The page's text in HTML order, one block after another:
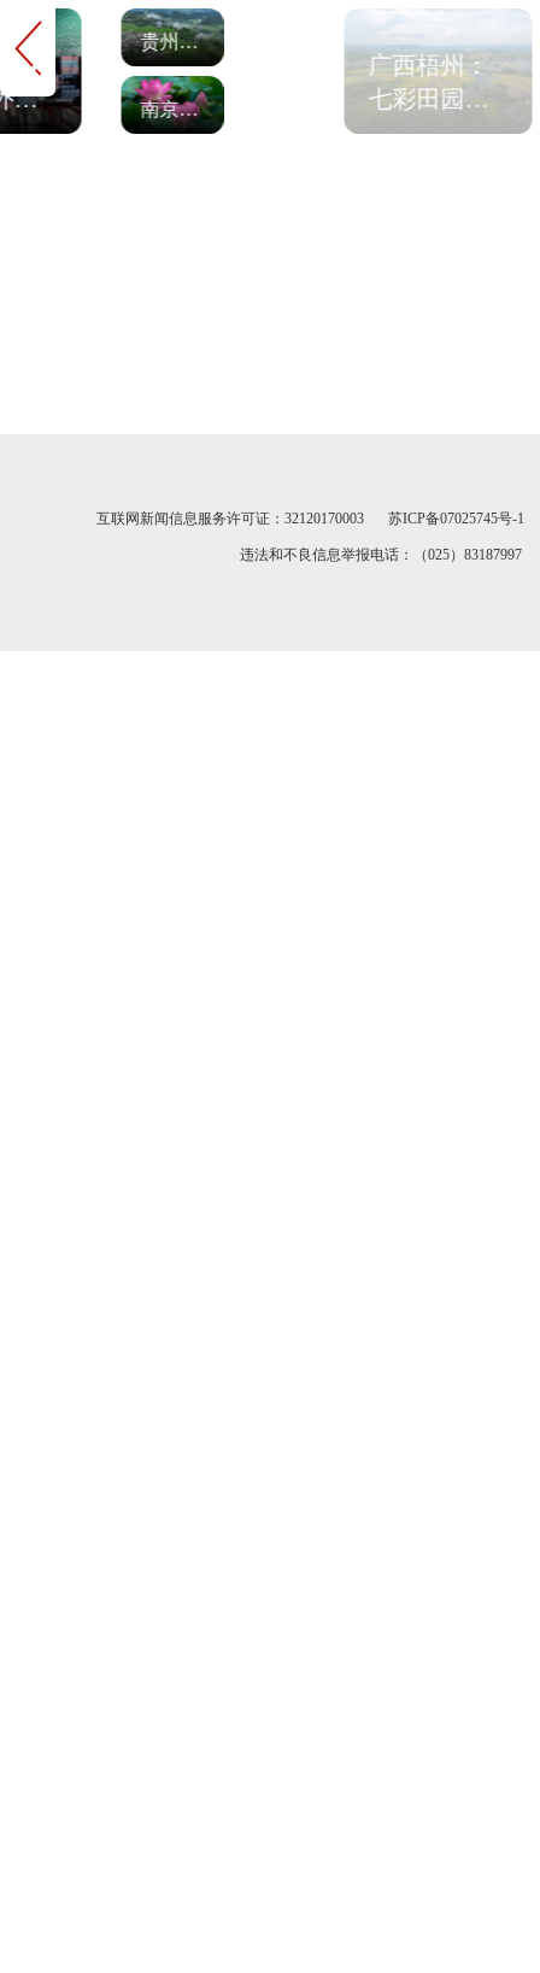
港
贸
红
贵州贵定：雨后腊利梯田宛如画卷
南京玄武湖公园并蒂莲花开 宁静而美丽
广西梧州：
七彩田园
绘“丰”景
互联网新闻信息服务许可证：32120170003 苏ICP备07025745号-1
违法和不良信息举报电话：（025）83187997